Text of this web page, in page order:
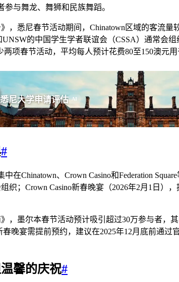
参与舞龙、舞狮和民族舞蹈。
，悉尼春节活动期间，Chinatown区域的客流
的中国学生学者联谊会（CSSA）通常会
项春节活动，平均每人预计花费80至150澳元用
悉尼大学申请评估 AI
#
Chinatown、Crown Casino和Federation Square
；Crown Casino新春晚宴（2026年2月1日）
，墨尔本春节活动预计吸引超过30万参与者
晚宴需提前预约，建议在2025年12月底前通
馨的庆祝#